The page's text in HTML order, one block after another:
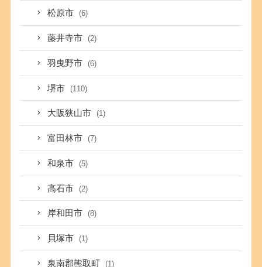
松原市 (6)
藤井寺市 (2)
羽曳野市 (6)
堺市 (110)
大阪狭山市 (1)
富田林市 (7)
和泉市 (5)
高石市 (2)
岸和田市 (8)
貝塚市 (1)
泉南郡熊取町 (1)